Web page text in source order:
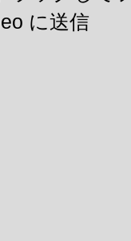
に送信